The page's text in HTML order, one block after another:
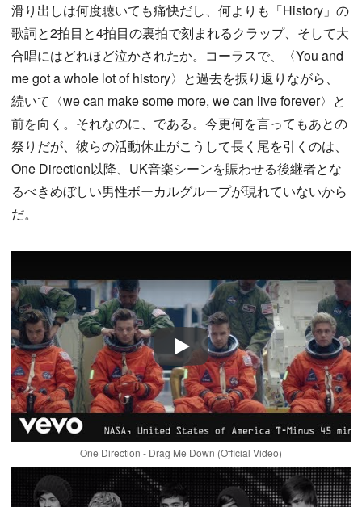
滑り出しは何度聴いても痛快だし、何よりも「History」の
歌詞と2拍目と4拍目の裏拍で刻まれるクラップ、そして大
合唱にはどれほど泣かされたか。コーラスで、〈You and
me got a whole lot of history〉と過去を振り返りながら、
続いて〈we can make some more, we can live forever〉と
前を向く。それなのに、である。今更何を言ってもあとの
祭りだが、彼らの活動休止がこうして長く尾を引くのは、
One Direction以降、UK音楽シーンを賑わせる後継者とな
るべきめぼしい男性ボーカルグループが現れていないから
だ。
Play
One Direction - Drag Me Down (Official Video)